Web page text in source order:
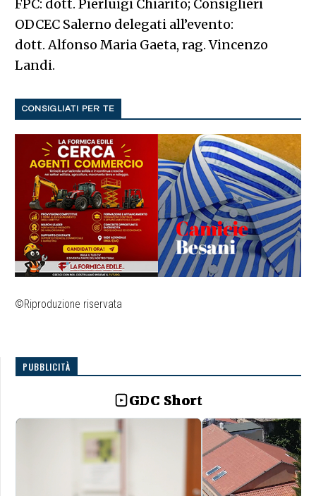
FPC: dott. Pierluigi Chiarito; Consiglieri
ODCEC Salerno delegati all’evento:
dott. Alfonso Maria Gaeta, rag. Vincenzo
Landi.
CONSIGLIATI PER TE
©Riproduzione riservata
PUBBLICITÀ
GDC Short